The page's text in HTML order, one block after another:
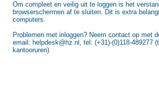
Om compleet en veilig uit te loggen is het
browserschermen af te sluiten. Dit is extra
computers.
Problemen met inloggen? Neem contact op met
email: helpdesk@hz.nl, tel: (+31)-(0)118-489277
kantooruren)